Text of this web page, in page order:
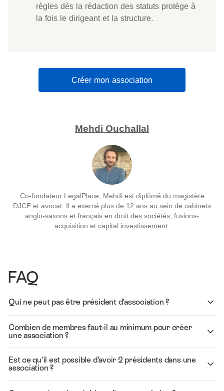
règles dès la rédaction des statuts protège à
la fois le dirigeant et la structure.
Créer mon association
Mehdi Ouchallal
Co-fondateur LegalPlace, Mehdi est diplômé du magistère
DJCE et avocat. Il a exercé plus de 12 ans au sein de cabinets
anglo-saxons et français en droit des sociétés, fusions-
acquisition et capital investissement.
FAQ
Qui ne peut pas être président d’association ?
Combien de membres faut-il au minimum pour créer
une association ?
Est ce qu’il est possible d’avoir 2 présidents dans une
association ?